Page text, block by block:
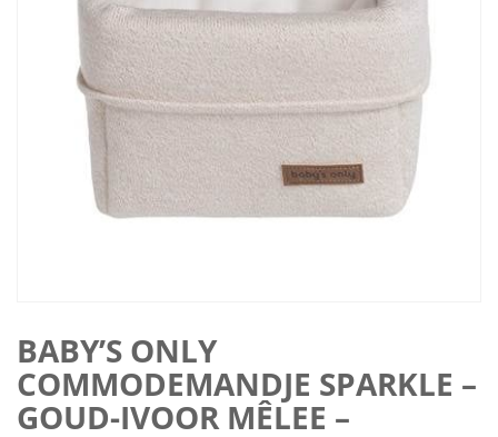
BABY’S ONLY
COMMODEMANDJE SPARKLE –
GOUD-IVOOR MÊLEE –